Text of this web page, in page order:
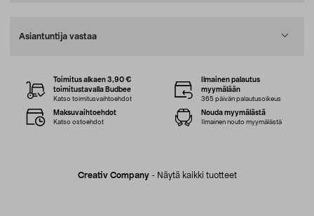
Asiantuntija vastaa
Creativ Company- Näytä kaikki tuotteet
Toimitus alkaen 3,90 €
toimitustavalla Budbee
Katso toimitusvaihtoehdot
Ilmainen palautus
myymälään
365 päivän palautusoikeus
Maksuvaihtoehdot
Katso ostoehdot
Nouda myymälästä
Ilmainen nouto myymälästä